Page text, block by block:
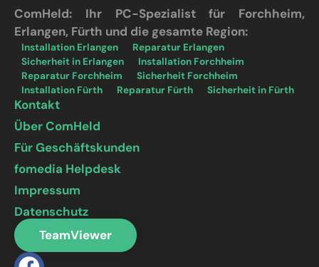
ComHeld: Ihr PC-Spezialist für Forchheim,
Erlangen, Fürth und die gesamte Region:
Installation Erlangen
Reparatur Erlangen
Sicherheit in Erlangen
Installation Forchheim
Reparatur Forchheim
Sicherheit Forchheim
Installation Fürth
Reparatur Fürth Sicherheit in Fürth
Kontakt
Über ComHeld
Für Geschäftskunden
fomedia Helpdesk
Impressum
Datenschutz
TeamViewer